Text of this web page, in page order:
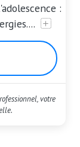
:
votre